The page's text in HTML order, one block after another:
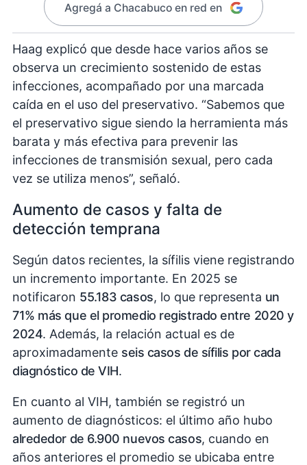
Agregá a Chacabuco en red en
Haag explicó que desde hace varios años se
observa un crecimiento sostenido de estas
infecciones, acompañado por una marcada
caída en el uso del preservativo. “Sabemos que
el preservativo sigue siendo la herramienta más
barata y más efectiva para prevenir las
infecciones de transmisión sexual, pero cada
vez se utiliza menos”, señaló.
Aumento de casos y falta de
detección temprana
Según datos recientes, la sífilis viene registrando
un incremento importante. En 2025 se
notificaron 55.183 casos, lo que representa un
71% más que el promedio registrado entre 2020 y
2024. Además, la relación actual es de
aproximadamente seis casos de sífilis por cada
diagnóstico de VIH.
En cuanto al VIH, también se registró un
aumento de diagnósticos: el último año hubo
alrededor de 6.900 nuevos casos, cuando en
años anteriores el promedio se ubicaba entre